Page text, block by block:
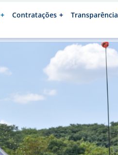
Contratações Transparência